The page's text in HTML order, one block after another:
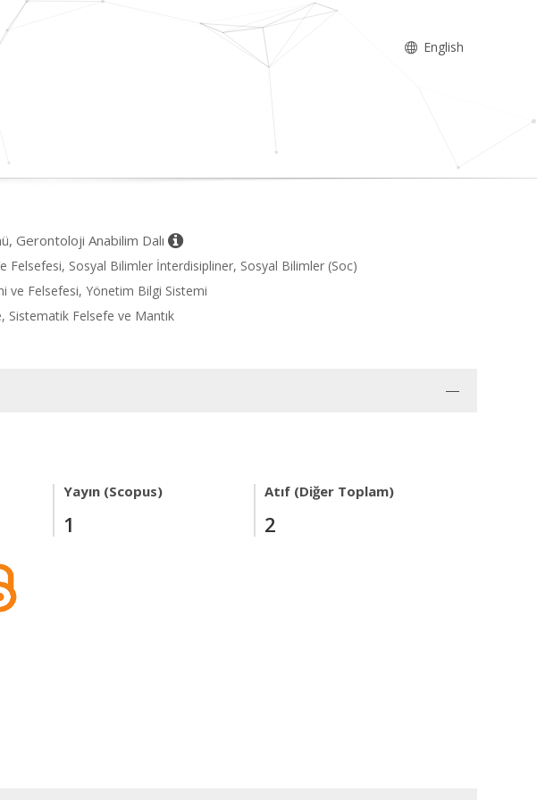
English
Gerontoloji Anabilim Dalı
Felsefesi, Sosyal Bilimler İnterdisipliner, Sosyal Bilimler (Soc)
ve Felsefesi, Yönetim Bilgi Sistemi
Sistematik Felsefe ve Mantık
Yayın (Scopus)
1
Atıf (Diğer Toplam)
2